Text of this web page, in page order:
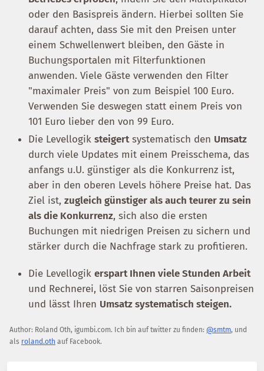
oder den Basispreis ändern. Hierbei sollten Sie
darauf achten, dass Sie mit den Preisen unter
einem Schwellenwert bleiben, den Gäste in
Buchungsportalen mit Filterfunktionen
anwenden. Viele Gäste verwenden den Filter
"maximaler Preis" von zum Beispiel 100 Euro.
Verwenden Sie deswegen statt einem Preis von
101 Euro lieber den von 99 Euro.
Die Levellogik steigertsystematisch den Umsatz
durch viele Updates mit einem Preisschema, das
anfangs u.U. günstiger als die Konkurrenz ist,
aber in den oberen Levels höhere Preise hat. Das
Ziel ist, zugleich günstiger als auch teurer zu sein
als die Konkurrenz, sich also die ersten
Buchungen mit niedrigen Preisen zu sichern und
stärker durch die Nachfrage stark zu profitieren.
Die Levellogik erspart Ihnen viele Stunden Arbeit
und Rechnerei, löst Sie von starren Saisonpreisen
und lässt Ihren Umsatz systematisch steigen.
Author: Roland Oth, igumbi.com. Ich bin auf twitter zu finden: @smtm, und
als roland.oth auf Facebook.